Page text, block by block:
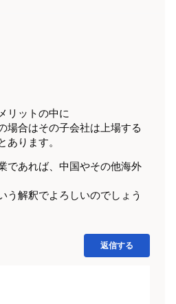
リットの中に
場合はその子会社は上場する
あります。
であれば、中国やその他海外
う解釈でよろしいのでしょう
返信する